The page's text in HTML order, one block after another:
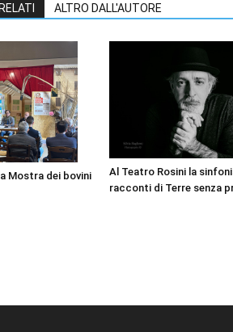
ALTRO DALL'AUTORE
Mostra dei bovini
Al Teatro Rosini la
racconti di Terre senza